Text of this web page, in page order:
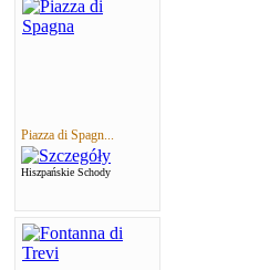
Piazza di Spagn...
Hiszpańskie Schody